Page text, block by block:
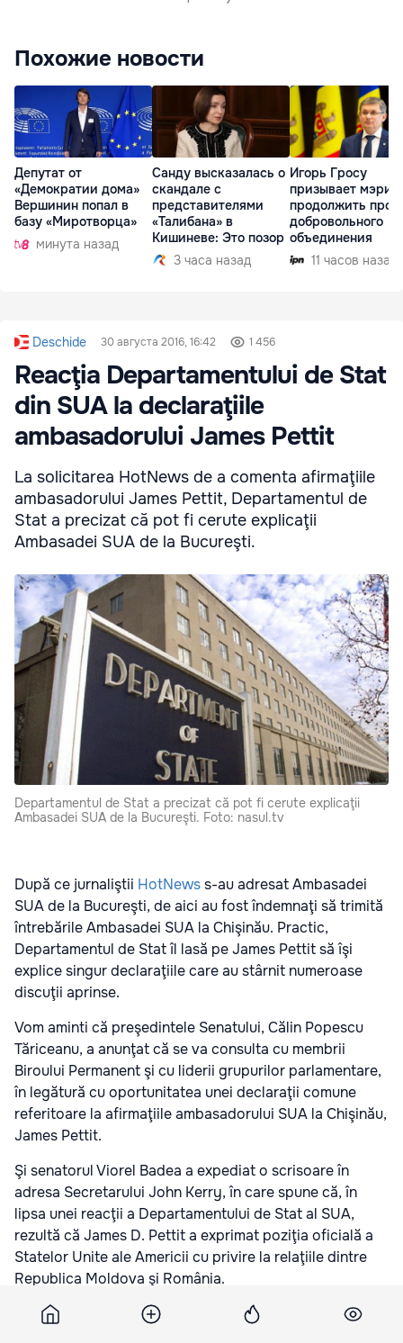
Похожие новости
Депутат от
«Демократии дома»
Вершинин попал в
базу «Миротворца»
минута назад
Санду высказалась о
скандале с
представителями
«Талибана» в
Кишиневе: Это позор
3 часа назад
Игорь Гросу
призывает мэрии
продолжить
добровольного
объединения
11 часов назад
Deschide 30 августа 2016, 16:42 1 456
Reacţia Departamentului de Stat
din SUA la declaraţiile
ambasadorului James Pettit
La solicitarea HotNews de a comenta afirmaţiile
ambasadorului James Pettit, Departamentul de
Stat a precizat că pot fi cerute explicaţii
Ambasadei SUA de la Bucureşti.
Departamentul de Stat a precizat că pot fi cerute explicaţii
Ambasadei SUA de la Bucureşti. Foto: nasul.tv
După ce jurnaliştii HotNewss-au adresat Ambasadei
SUA de la Bucureşti, de aici au fost îndemnaţi să trimită
întrebările Ambasadei SUA la Chişinău. Practic,
Departamentul de Stat îl lasă pe James Pettit să îşi
explice singur declaraţiile care au stârnit numeroase
discuţii aprinse.
Vom aminti că preşedintele Senatului, Călin Popescu
Tăriceanu, a anunţat că se va consulta cu membrii
Biroului Permanent şi cu liderii grupurilor parlamentare,
în legătură cu oportunitatea unei declaraţii comune
referitoare la afirmaţiile ambasadorului SUA la Chişinău,
James Pettit.
Şi senatorul Viorel Badea a expediat o scrisoare în
adresa Secretarului John Kerry, în care spune că, în
lipsa unei reacţii a Departamentului de Stat al SUA,
rezultă că James D. Pettit a exprimat poziţia oficială a
Statelor Unite ale Americii cu privire la relaţiile dintre
Republica Moldova şi România.
Tot astăzi, Acţiunea 2012 a cerut SUA să se dezică de